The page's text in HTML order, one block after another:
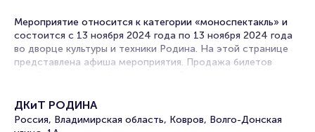
Мероприятие относится к категории «моноспектакль» и
состоится с 13 ноября 2024 года по 13 ноября 2024 года
во дворце культуры и техники Родина. На этой странице
представлена афиша мероприятия. Продажа билетов
достать билет на моноспектакль.
Билеты на монолог-концерт Евгения Гришковца
ДКиТ РОДИНА
Россия, Владимирская область, Ковров, Волго-Донская